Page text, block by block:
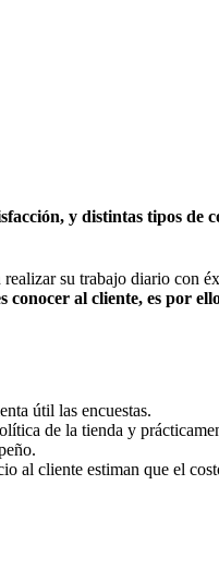
y distintas tipos de
su trabajo diario con
conocer al cliente, es por
útil las encuestas.
de la tienda y
al cliente estiman que el